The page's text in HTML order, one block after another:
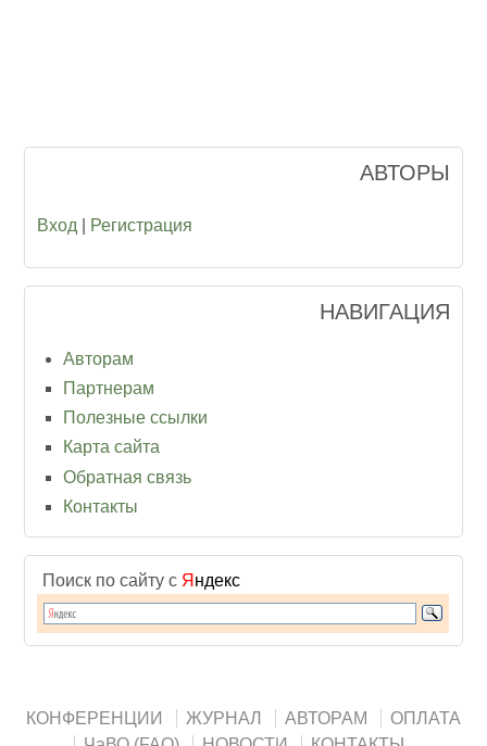
АВТОРЫ
Вход Регистрация
НАВИГАЦИЯ
Авторам
Партнерам
Полезные ссылки
Карта сайта
Обратная связь
Контакты
Поиск по сайту с Я ндекс
КОНФЕРЕНЦИИ ЖУРНАЛ АВТОРАМ
ОПЛАТА